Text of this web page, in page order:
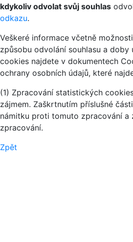
kdykoliv odvolat svůj souhlas
odkazu.
Veškeré informace včetně
způsobu odvolání souhlasu a
cookies najdete v dokumentech
ochrany osobních údajů, které
(1) Zpracování statistických
zájmem. Zaškrtnutím příslušné
námitku proti tomuto zpracování a
zpracování.
Zpět